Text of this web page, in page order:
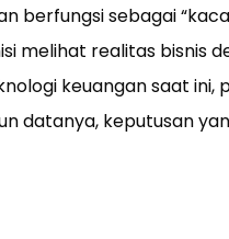
berfungsi sebagai
melihat realitas bisnis
keuangan saat ini,
datanya, keputusan